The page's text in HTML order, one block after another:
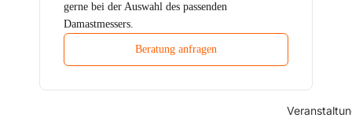
gerne bei der Auswahl des passenden
Damastmessers.
Beratung anfragen